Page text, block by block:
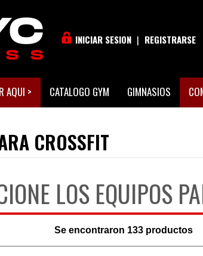
INICIAR SESION | REGISTRARSE
AQUI > CATALOGO GYM GIMNASIOS
CROSSFIT
LOS EQUIPOS
Se encontraron 133 productos